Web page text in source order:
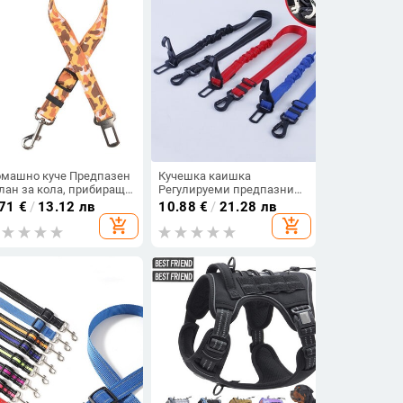
куче Предпазен
за кола, прибиращ
регулируемо
въже, каишка
колан за кола за
аксесоари за
€ / 13.12 лв
add_shopping_cart
Кучешка каишка
Регулируеми предпазни
колани Кучешка каишка
Многофункционални
предпазни колани за
Светлоотразителни кучета
Верига Еластични вериги
за домашни любимци
10.88 € / 21.28 лв
add_shopping_cart